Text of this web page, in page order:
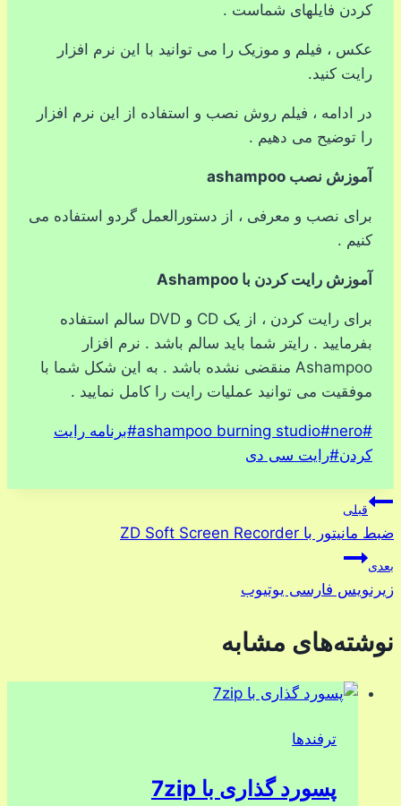
کردن فایلهای شماست .
عکس ، فیلم و موزیک را می توانید با این نرم افزار
رایت کنید.
در ادامه ، فیلم روش نصب و استفاده از این نرم افزار
را توضیح می دهیم .
آموزش نصب ashampoo
برای نصب و معرفی ، از دستورالعمل گردو استفاده می
کنیم .
آموزش رایت کردن با Ashampoo
برای رایت کردن ، از یک CD و DVD سالم استفاده
بفرمایید . رایتر شما باید سالم باشد . نرم افزار
Ashampoo منقضی نشده باشد . به این شکل شما با
موفقیت می توانید عملیات رایت را کامل نمایید .
برچسب‌های
نوشته:
#
ashampoo burning studio#nero
#برنامه رایت
کردن#رایت سی دی
راهبری
نوشته
قبلی
ضبط مانیتور با ZD Soft Screen Recorder
بعدی
زیرنویس فارسی یوتیوب
نوشته‌های مشابه
ترفندها
پسورد گذاری با 7zip